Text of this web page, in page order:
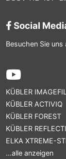
Social
Besuchen Sie
KÜBLER
KÜBLER ACTIVIQ
KÜBLER FOREST
KÜBLER
ELKA XTREME-
...alle anzeigen